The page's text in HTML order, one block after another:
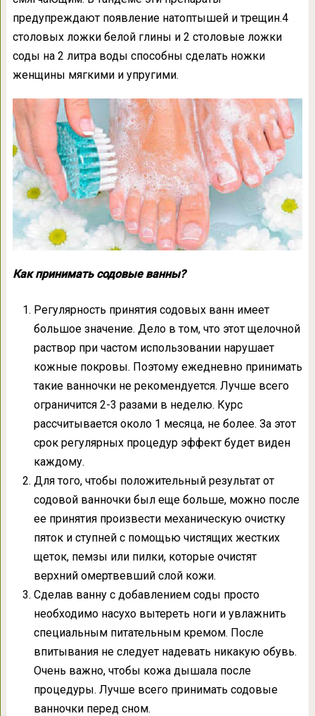
предупреждают появление натоптышей и трещин.4
столовых ложки белой глины и 2 столовые ложки
соды на 2 литра воды способны сделать ножки
женщины мягкими и упругими.
Как принимать содовые ванны?
Регулярность принятия содовых ванн имеет
большое значение. Дело в том, что этот щелочной
раствор при частом использовании нарушает
кожные покровы. Поэтому ежедневно принимать
такие ванночки не рекомендуется. Лучше всего
ограничится 2-3 разами в неделю. Курс
рассчитывается около 1 месяца, не более. За этот
срок регулярных процедур эффект будет виден
каждому.
Для того, чтобы положительный результат от
содовой ванночки был еще больше, можно после
ее принятия произвести механическую очистку
пяток и ступней с помощью чистящих жестких
щеток, пемзы или пилки, которые очистят
верхний омертвевший слой кожи.
Сделав ванну с добавлением соды просто
необходимо насухо вытереть ноги и увлажнить
специальным питательным кремом. После
впитывания не следует надевать никакую обувь.
Очень важно, чтобы кожа дышала после
процедуры. Лучше всего принимать содовые
ванночки перед сном.